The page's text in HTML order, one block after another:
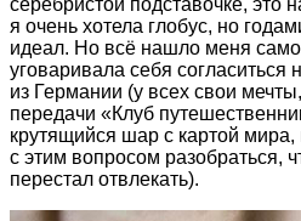
я очень хотела глобус, но
идеал. Но всё нашло меня само,
уговаривала себя согласиться
из Германии (у всех свои
передачи «Клуб
крутящийся шар с картой мира,
с этим вопросом разобраться,
перестал отвлекать).